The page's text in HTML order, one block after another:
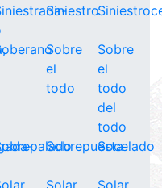
Siniestro
Sobre
el
todo
Sobre
el
todo
del
todo
SobrepuestaSocelado
Solar Solar